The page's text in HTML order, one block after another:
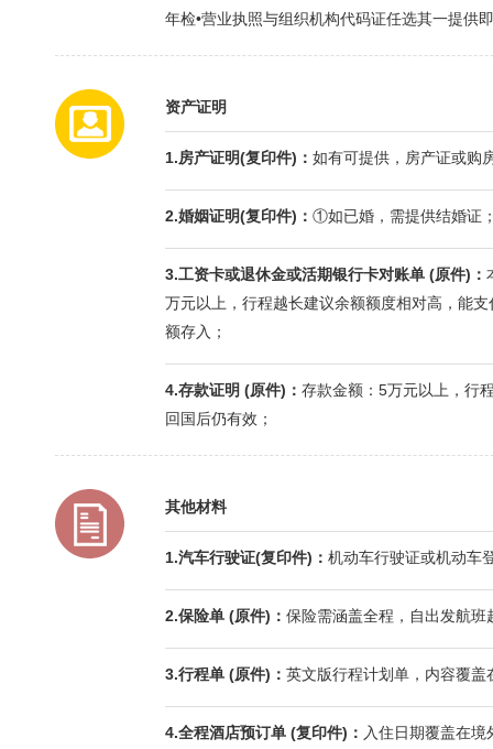
年检•营业执照与组织机构代码证任选其一提供
资产证明
1.房产证明(复印件)： 如有可提供，房产证或购
2.婚姻证明(复印件)： ①如已婚，需提供结婚证
3.工资卡或退休金或活期银行卡对账单 (原件)：
万元以上，行程越长建议余额额度相对高，能
额存入；
4.存款证明 (原件)： 存款金额：5万元以上，行
回国后仍有效；
其他材料
1.汽车行驶证(复印件)： 机动车行驶证或机动车
2.保险单 (原件)： 保险需涵盖全程，自出发航
3.行程单 (原件)： 英文版行程计划单，内容覆
4.全程酒店预订单 (复印件)： 入住日期覆盖在